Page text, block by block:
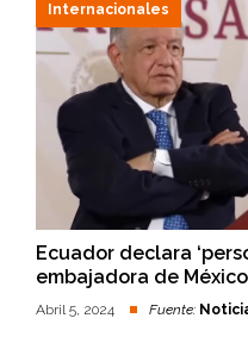
Internacionales
Ecuador declara
embajadora de México
Abril 5, 2024 Fuente: